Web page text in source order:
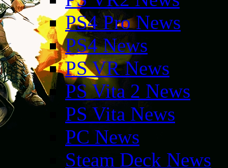
PS4 Pro News
PS4 News
PS VR News
PS Vita 2 News
PS Vita News
PC News
Steam Deck News